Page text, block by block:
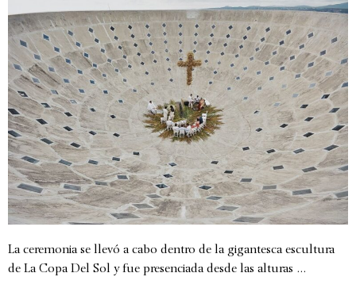
La ceremonia se llevó a cabo dentro de la gigantesca escultura
de La Copa Del Sol y fue presenciada desde las alturas …